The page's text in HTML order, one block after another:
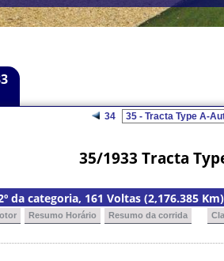
34
35/1933 Tracta
da categoria, 161 Voltas (2,176.385
Resumo Horário Resumo da corrida